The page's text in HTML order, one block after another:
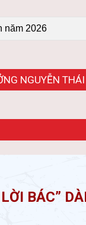
năm 2026
BÁC”